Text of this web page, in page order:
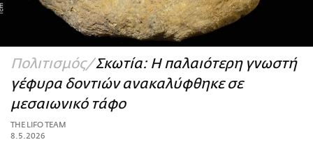
ΑΜΠΑ
Πολιτισμός Σκωτία: Η παλαιότερη γνωστή
γέφυρα δοντιών ανακαλύφθηκε σε
μεσαιωνικό τάφο
THE LIFO TEAM
8.5.2026